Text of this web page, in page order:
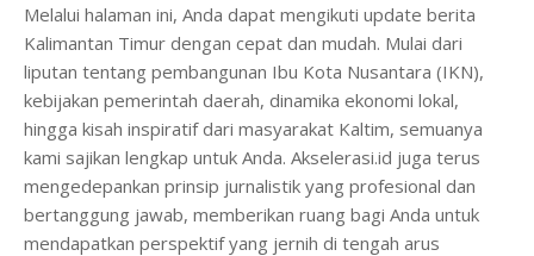
Melalui halaman ini, Anda dapat mengikuti update berita
Kalimantan Timur dengan cepat dan mudah. Mulai dari
liputan tentang pembangunan Ibu Kota Nusantara (IKN),
kebijakan pemerintah daerah, dinamika ekonomi lokal,
hingga kisah inspiratif dari masyarakat Kaltim, semuanya
kami sajikan lengkap untuk Anda. Akselerasi.id juga terus
mengedepankan prinsip jurnalistik yang profesional dan
bertanggung jawab, memberikan ruang bagi Anda untuk
mendapatkan perspektif yang jernih di tengah arus